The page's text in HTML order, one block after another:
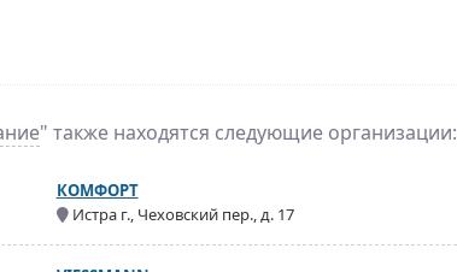
" также находятся следующие организации:
КОМФОРТ
Истра г., Чеховский пер., д. 17